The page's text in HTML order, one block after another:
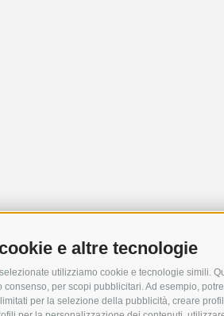
e altre tecnologie
selezionate utilizziamo cookie e tecnologie simili.
consenso, per scopi pubblicitari. Ad esempio,
per la selezione della pubblicità, creare